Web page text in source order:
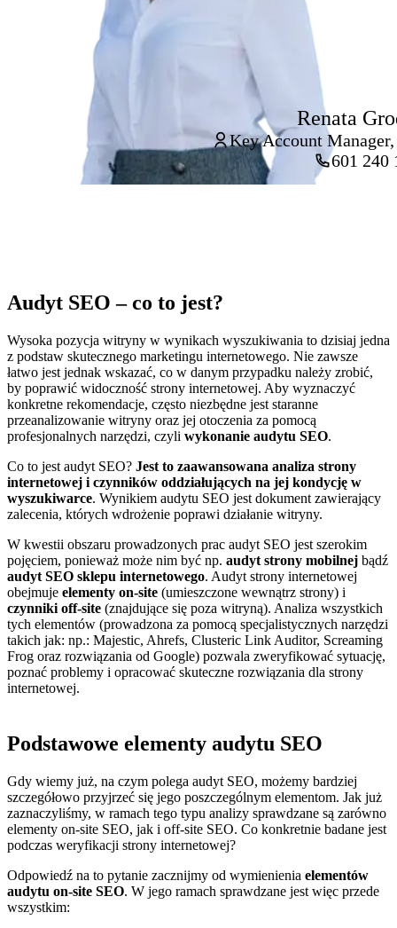
Renata
Key Account
601 240
Audyt SEO – co to jest?
Wysoka pozycja witryny w wynikach wyszukiwania to dzisiaj jedna
z podstaw skutecznego marketingu internetowego. Nie zawsze
łatwo jest jednak wskazać, co w danym przypadku należy zrobić,
by poprawić widoczność strony internetowej. Aby wyznaczyć
konkretne rekomendacje, często niezbędne jest staranne
przeanalizowanie witryny oraz jej otoczenia za pomocą
profesjonalnych narzędzi, czyli wykonanie audytu SEO.
Co to jest audyt SEO? Jest to zaawansowana analiza strony
internetowej i czynników oddziałujących na jej kondycję w
wyszukiwarce. Wynikiem audytu SEO jest dokument zawierający
zalecenia, których wdrożenie poprawi działanie witryny.
W kwestii obszaru prowadzonych prac audyt SEO jest szerokim
pojęciem, ponieważ może nim być np. audyt strony mobilnej bądź
audyt SEO sklepu internetowego. Audyt strony internetowej
obejmuje elementy on-site (umieszczone wewnątrz strony) i
czynniki off-site (znajdujące się poza witryną). Analiza wszystkich
tych elementów (prowadzona za pomocą specjalistycznych narzędzi
takich jak: np.: Majestic, Ahrefs, Clusteric Link Auditor, Screaming
Frog oraz rozwiązania od Google) pozwala zweryfikować sytuację,
poznać problemy i opracować skuteczne rozwiązania dla strony
internetowej.
Podstawowe elementy audytu SEO
Gdy wiemy już, na czym polega audyt SEO, możemy bardziej
szczegółowo przyjrzeć się jego poszczególnym elementom. Jak już
zaznaczyliśmy, w ramach tego typu analizy sprawdzane są zarówno
elementy on-site SEO, jak i off-site SEO. Co konkretnie badane jest
podczas weryfikacji strony internetowej?
Odpowiedź na to pytanie zacznijmy od wymienienia elementów
audytu on-site SEO. W jego ramach sprawdzane jest więc przede
wszystkim: